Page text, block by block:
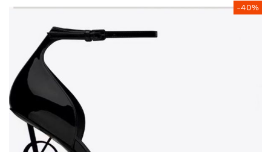
انتقل
الصور
-40%